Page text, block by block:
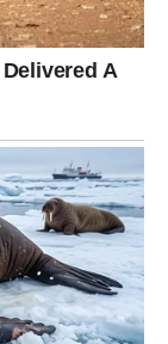
I baš zato
tamo gde
nosile lepotu u
koji nisu umeli
je za čuda.
danima?